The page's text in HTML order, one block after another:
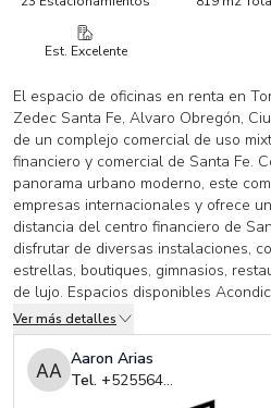
Est. Excelente
El espacio de oficinas en renta en
Zedec Santa Fe, Alvaro Obregón,
de un complejo comercial de uso
financiero y comercial de Santa Fe.
panorama urbano moderno, este
empresas internacionales y ofrece
distancia del centro financiero de
disfrutar de diversas instalaciones,
estrellas, boutiques, gimnasios,
de lujo. Espacios disponibles Acondicionados 819m2. Precios de
renta x m2: 24.00 Usd + Iva por m2
m2 de mantenimiento. (Contáctanos
esta propiedad Somos expertos en
industriales.
Ver más detalles
Aaron Arias
Tel. +525564513139